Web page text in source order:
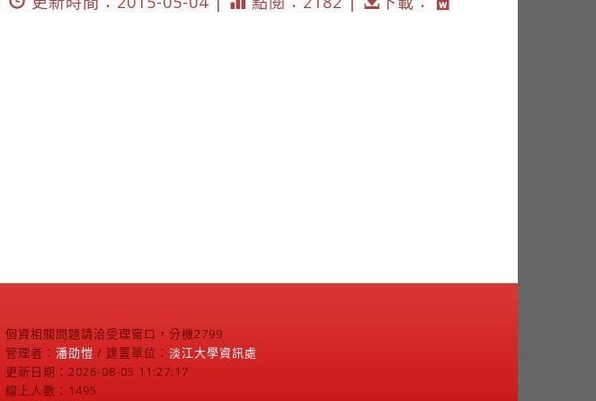
個資相關問題請洽受理窗口，分機2799
管理者： 潘劭愷 / 建置單位： 淡江大學資訊處
更新日期：2026-08-05 11:27:17
線上人數：1495